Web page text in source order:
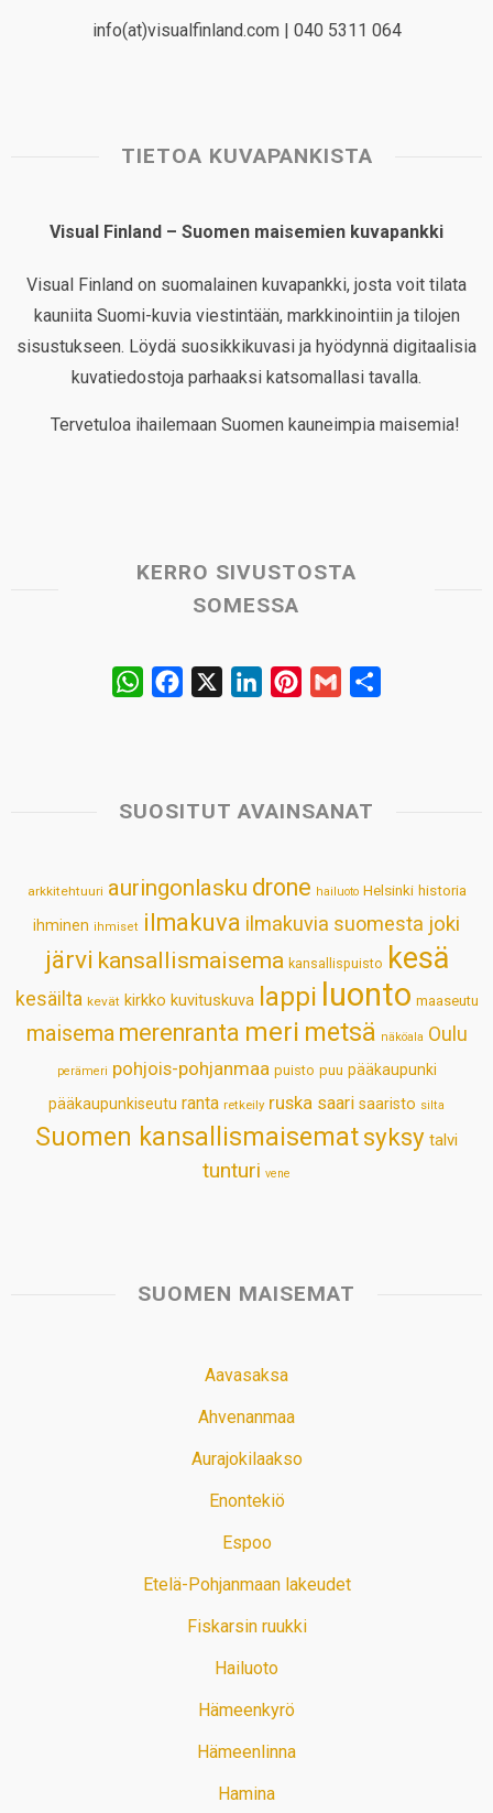
info(at)visualfinland.com | 040 5311 064
TIETOA KUVAPANKISTA
Visual Finland – Suomen maisemien kuvapankki
Visual Finland on suomalainen kuvapankki, josta voit tilata
kauniita Suomi-kuvia viestintään, markkinointiin ja tilojen
sisustukseen. Löydä suosikkikuvasi ja hyödynnä digitaalisia
kuvatiedostoja parhaaksi katsomallasi tavalla.
Tervetuloa ihailemaan Suomen kauneimpia maisemia!
KERRO SIVUSTOSTA
SOMESSA
W
s
p
b
k
e
n
e
s
t
l
SUOSITUT AVAINSANAT
arkkitehtuuri auringonlasku drone hailuoto Helsinki historia
ihminen ihmiset ilmakuva ilmakuvia suomesta joki
järvi kansallismaisema kansallispuisto kesä
kesäilta kevät kirkko kuvituskuva lappi luonto maaseutu
maisema merenranta meri metsä näköala Oulu
perämeri pohjois-pohjanmaa puisto puu pääkaupunki
pääkaupunkiseutu ranta retkeily ruska saari saaristo silta
Suomen kansallismaisematsyksy talvi
tunturi vene
SUOMEN MAISEMAT
Aavasaksa
Ahvenanmaa
Aurajokilaakso
Enontekiö
Espoo
Etelä-Pohjanmaan lakeudet
Fiskarsin ruukki
Hailuoto
Hämeenkyrö
Hämeenlinna
Hamina